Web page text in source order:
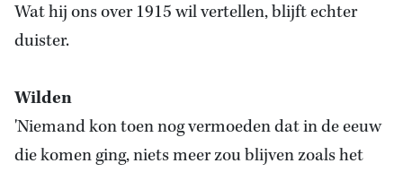
Wat hij ons over 1915 wil vertellen, blijft echter
duister.
Wilden
'Niemand kon toen nog vermoeden dat in de eeuw
die komen ging, niets meer zou blijven zoals het